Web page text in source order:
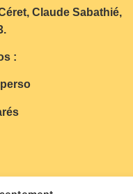
Claude Sabathié,
: